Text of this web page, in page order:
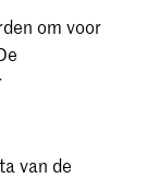
om voor
van de